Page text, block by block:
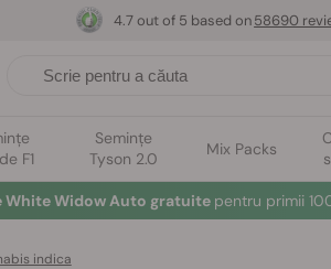
F1
Semințe
Tyson 2.0
Mix Packs
4.7 out of 5 based on58690
White Widow Auto gratuite pentru primii
indica